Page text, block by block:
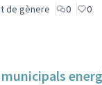
de gènere 0 0